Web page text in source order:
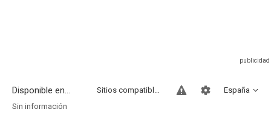
Disponible en... España
Sitios compatibles
Sin información